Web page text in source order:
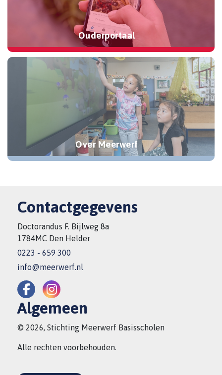
Ouderportaal
Over Meerwerf
Contactgegevens
Doctorandus F. Bijlweg 8a
1784MC Den Helder
0223 - 659 300
info@meerwerf.nl
Algemeen
© 2026, Stichting Meerwerf Basisscholen
Alle rechten voorbehouden.